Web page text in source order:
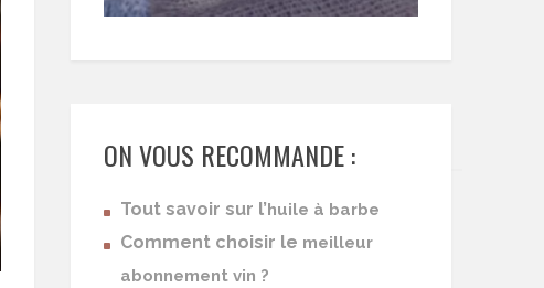
ON VOUS RECOMMANDE :
Tout savoir sur l’ huile à barbe
Comment choisir le meilleur
abonnement vin ?